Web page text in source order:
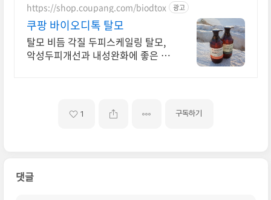
https://shop.coupang.com/biodtox 광고
쿠팡 바이오디톡 탈모
탈모 비듬 각질 두피스케일링 탈모,
악성두피개선과 내성완화에 좋은 샴
1 구독하기
댓글